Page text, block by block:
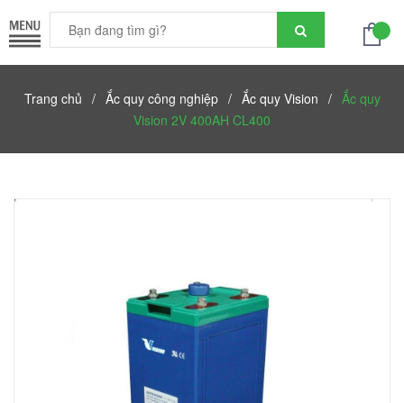
Trang chủ / Ắc quy công nghiệp / Ắc quy Vision / Ắc quy
Vision 2V 400AH CL400